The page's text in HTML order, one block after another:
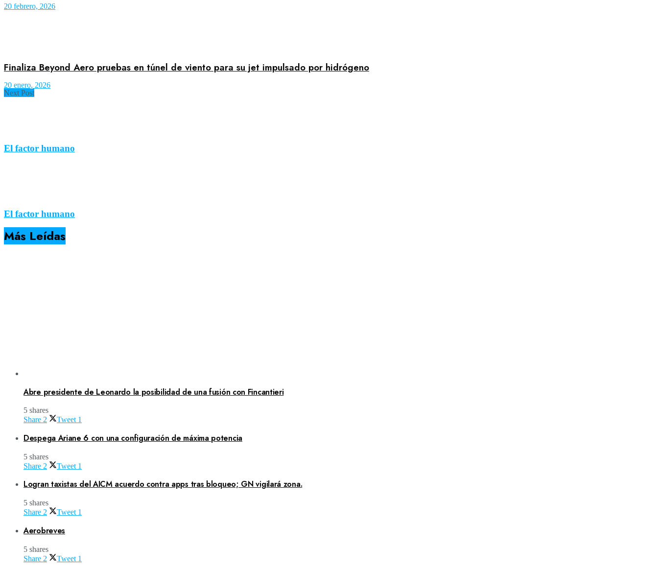
20 febrero, 2026
Finaliza Beyond Aero pruebas en túnel de viento para su jet impulsado por hidrógeno
20 enero, 2026
Next Post
El factor humano
El factor humano
Más Leídas
Abre presidente de Leonardo la posibilidad de una fusión con Fincantieri
5 shares
Share 2 Tweet 1
Despega Ariane 6 con una configuración de máxima potencia
5 shares
Share 2 Tweet 1
Logran taxistas del AICM acuerdo contra apps tras bloqueo; GN vigilará zona.
5 shares
Share 2 Tweet 1
Aerobreves
5 shares
Share 2 Tweet 1